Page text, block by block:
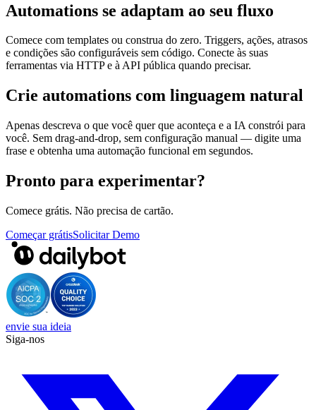
Automations se adaptam ao seu fluxo
Comece com templates ou construa do zero. Triggers, ações, atrasos
e condições são configuráveis sem código. Conecte às suas
ferramentas via HTTP e à API pública quando precisar.
Crie automations com linguagem natural
Apenas descreva o que você quer que aconteça e a IA constrói para
você. Sem drag-and-drop, sem configuração manual — digite uma
frase e obtenha uma automação funcional em segundos.
Pronto para experimentar?
Comece grátis. Não precisa de cartão.
Começar grátisSolicitar Demo
envie sua ideia
Siga-nos